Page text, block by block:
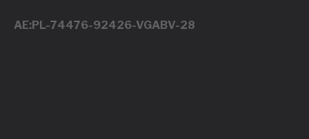
AE:PL-74476-92426-VGABV-28